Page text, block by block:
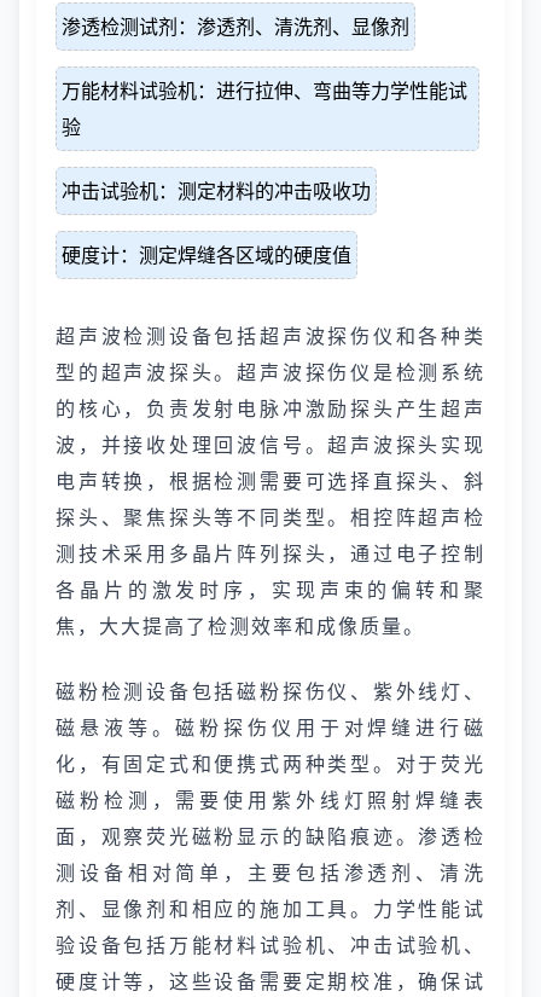
渗透检测试剂：渗透剂、清洗剂、显像剂
万能材料试验机：进行拉伸、弯曲等力学性能试
验
冲击试验机：测定材料的冲击吸收功
硬度计：测定焊缝各区域的硬度值
超声波检测设备包括超声波探伤仪和各种类
型的超声波探头。超声波探伤仪是检测系统
的核心，负责发射电脉冲激励探头产生超声
波，并接收处理回波信号。超声波探头实现
电声转换，根据检测需要可选择直探头、斜
探头、聚焦探头等不同类型。相控阵超声检
测技术采用多晶片阵列探头，通过电子控制
各晶片的激发时序，实现声束的偏转和聚
焦，大大提高了检测效率和成像质量。
磁粉检测设备包括磁粉探伤仪、紫外线灯、
磁悬液等。磁粉探伤仪用于对焊缝进行磁
化，有固定式和便携式两种类型。对于荧光
磁粉检测，需要使用紫外线灯照射焊缝表
面，观察荧光磁粉显示的缺陷痕迹。渗透检
测设备相对简单，主要包括渗透剂、清洗
剂、显像剂和相应的施加工具。力学性能试
验设备包括万能材料试验机、冲击试验机、
硬度计等，这些设备需要定期校准，确保试